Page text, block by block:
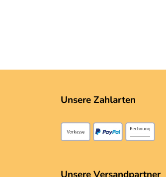
Unsere Zahlarten